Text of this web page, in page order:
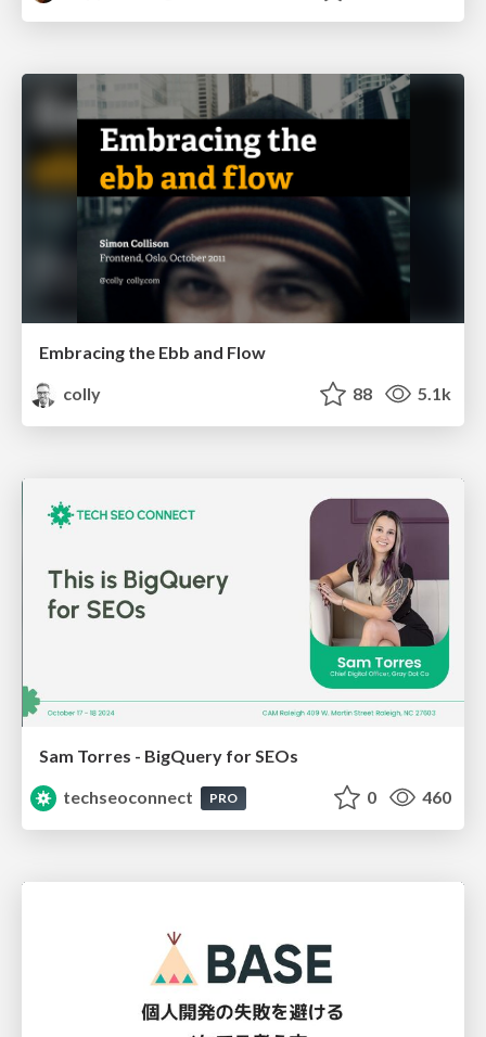
Embracing the Ebb and Flow
colly
88 5.1k
Sam Torres - BigQuery for SEOs
techseoconnect
PRO 0 460